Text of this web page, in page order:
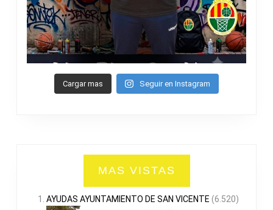
Cargar mas Seguir en Instagram
MAS VISTAS
AYUDAS AYUNTAMIENTO DE SAN VICENTE (6.520)